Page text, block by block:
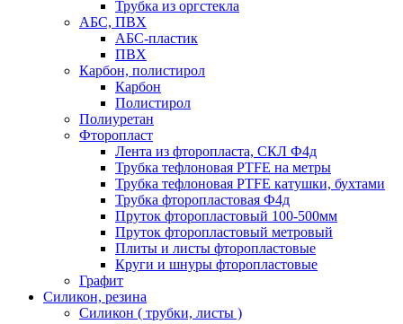
Трубка из оргстекла
АБС, ПВХ
АБС-пластик
ПВХ
Карбон, полистирол
Карбон
Полистирол
Полиуретан
Фторопласт
Лента из фторопласта, СКЛ Ф4д
Трубка тефлоновая PTFE на метры
Трубка тефлоновая PTFE катушки, бухтами
Трубка фторопластовая Ф4д
Пруток фторопластовый 100-500мм
Пруток фторопластовый метровый
Плиты и листы фторопластовые
Круги и шнуры фторопластовые
Графит
Силикон, резина
Силикон ( трубки, листы )